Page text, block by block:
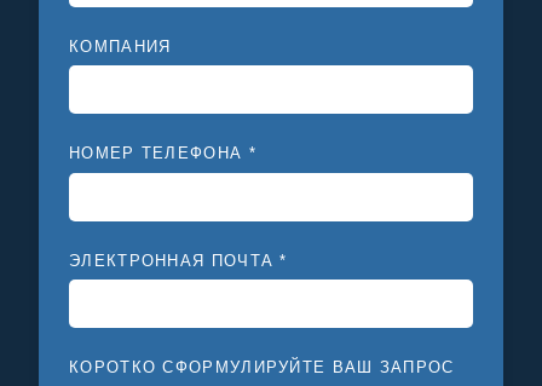
КОМПАНИЯ
НОМЕР ТЕЛЕФОНА *
ЭЛЕКТРОННАЯ ПОЧТА *
КОРОТКО СФОРМУЛИРУЙТЕ ВАШ ЗАПРОС